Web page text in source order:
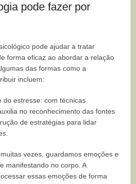
pode fazer por
pode ajudar a tratar
forma eficaz ao abordar a relação
das formas como a
incluem:
do estresse: com técnicas
no reconhecimento das fontes
de estratégias para lidar
vezes, guardamos emoções e
manifestando no corpo. A
essas emoções de forma